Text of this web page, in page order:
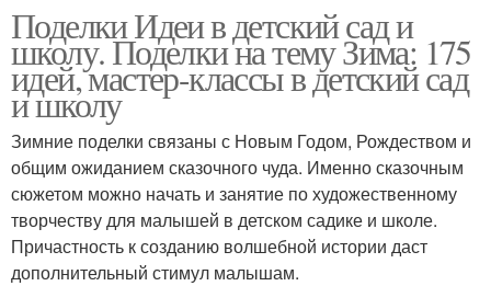
Поделки Идеи в детский сад и
школу. Поделки на тему Зима: 175
идей, мастер-классы в детский сад
и школу
Зимние поделки связаны с Новым Годом, Рождеством и
общим ожиданием сказочного чуда. Именно сказочным
сюжетом можно начать и занятие по художественному
творчеству для малышей в детском садике и школе.
Причастность к созданию волшебной истории даст
дополнительный стимул малышам.